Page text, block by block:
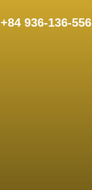
+84 936-136-556